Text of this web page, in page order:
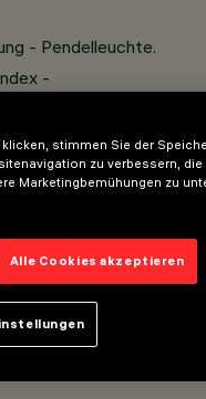
- Pendelleuchte.
-
bestehend aus
kombiniert
das Aussehen
aus
stimmen Sie der
zu verbessern, die
Marketingbemühungen zu
Alle Cookies akzeptieren